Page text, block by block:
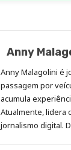
Anny
Anny Malagolini é
passagem por
acumula
Atualmente, lidera
jornalismo digital.